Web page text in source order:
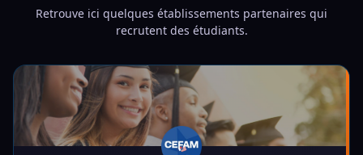
Retrouve ici quelques établissements partenaires qui
recrutent des étudiants.